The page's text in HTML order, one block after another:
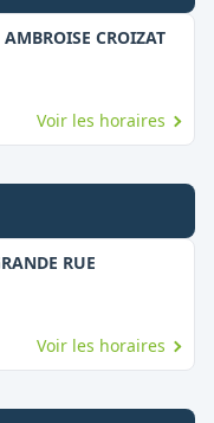
CROIZAT
Voir les horaires
RUE
Voir les horaires